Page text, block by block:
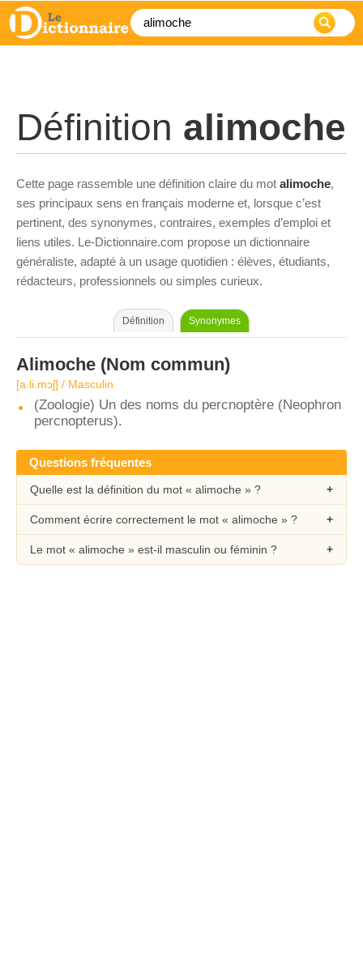
Définition alimoche
Cette page rassemble une définition claire du mot alimoche,
ses principaux sens en français moderne et, lorsque c’est
pertinent, des synonymes, contraires, exemples d’emploi et
liens utiles. Le-Dictionnaire.com propose un dictionnaire
généraliste, adapté à un usage quotidien : élèves, étudiants,
rédacteurs, professionnels ou simples curieux.
Définition Synonymes
Alimoche (Nom commun)
[a.li.mɔʃ] / Masculin
(Zoologie) Un des noms du percnoptère (Neophron
percnopterus).
Questions fréquentes
Quelle est la définition du mot « alimoche » ?
Comment écrire correctement le mot « alimoche » ?
Le mot « alimoche » est-il masculin ou féminin ?